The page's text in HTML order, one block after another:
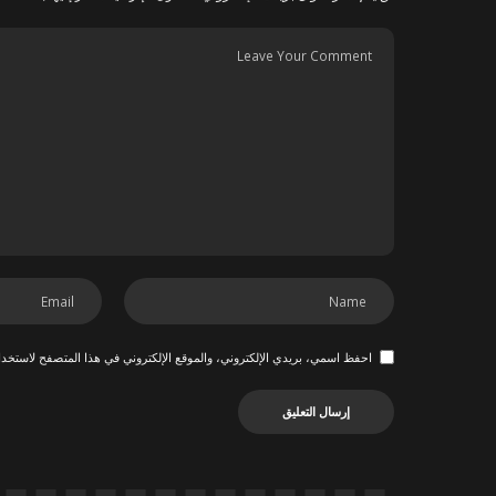
احفظ اسمي، بريدي الإلكتروني، والموقع الإلكتروني في هذا المتصفح